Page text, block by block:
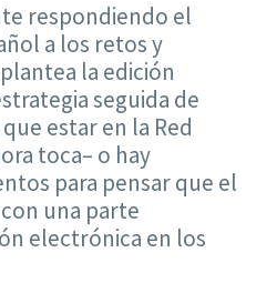
respondiendo el
a los retos y
la edición
seguida de
estar en la Red
toca– o hay
para pensar que el
una parte
electrónica en los